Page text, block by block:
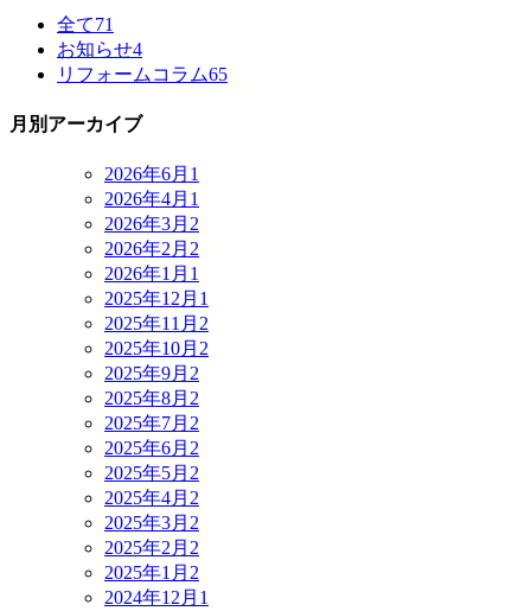
全て71
お知らせ4
リフォームコラム65
月別アーカイブ
2026年6月 1
2026年4月 1
2026年3月 2
2026年2月 2
2026年1月 1
2025年12月 1
2025年11月 2
2025年10月 2
2025年9月 2
2025年8月 2
2025年7月 2
2025年6月 2
2025年5月 2
2025年4月 2
2025年3月 2
2025年2月 2
2025年1月 2
2024年12月 1